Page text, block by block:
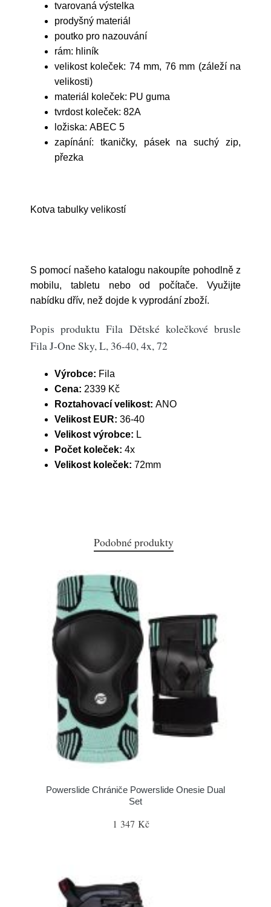
tvarovaná výstelka
prodyšný materiál
poutko pro nazouvání
rám: hliník
velikost koleček: 74 mm, 76 mm (záleží na
velikosti)
materiál koleček: PU guma
tvrdost koleček: 82A
ložiska: ABEC 5
zapínání: tkaničky, pásek na suchý zip,
přezka
Kotva tabulky velikostí
S pomocí našeho katalogu nakoupíte pohodlně z
mobilu, tabletu nebo od počítače. Využijte
nabídku dřív, než dojde k vyprodání zboží.
Popis produktu Fila Dětské kolečkové brusle
Fila J-One Sky, L, 36-40, 4x, 72
Výrobce: Fila
Cena: 2339 Kč
Roztahovací velikost: ANO
Velikost EUR: 36-40
Velikost výrobce: L
Počet koleček: 4x
Velikost koleček: 72mm
Podobné produkty
Powerslide Chrániče Powerslide Onesie Dual
Set
1 347 Kč